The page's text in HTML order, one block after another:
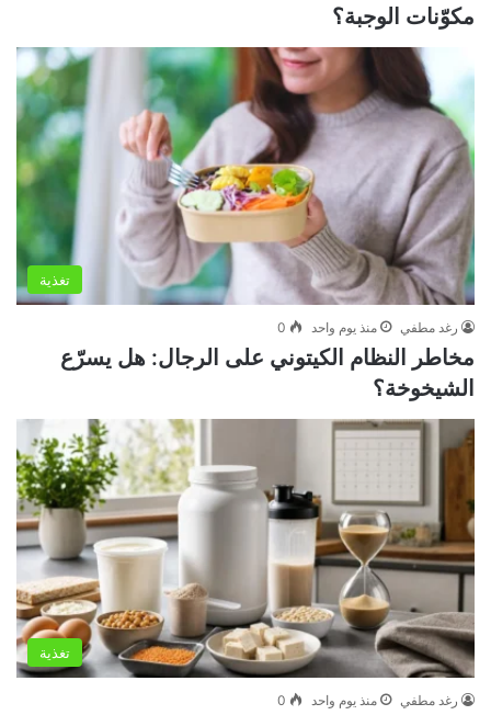
مكوّنات الوجبة؟
تغذية
رغد مطفي منذ يوم واحد 0
مخاطر النظام الكيتوني على الرجال: هل يسرّع
الشيخوخة؟
تغذية
رغد مطفي منذ يوم واحد 0